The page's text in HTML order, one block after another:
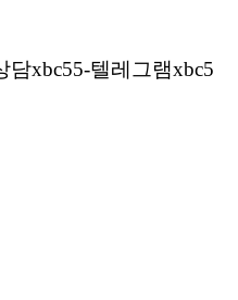
xbc55-텔레그램xbc5